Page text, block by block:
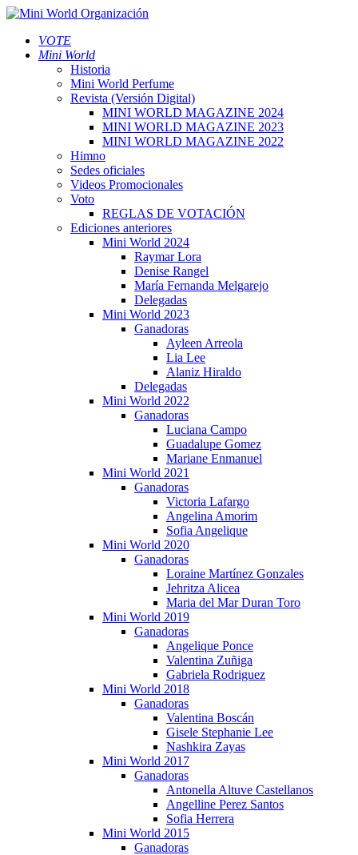
VOTE
Mini World
Historia
Mini World Perfume
Revista (Versión Digital)
MINI WORLD MAGAZINE 2024
MINI WORLD MAGAZINE 2023
MINI WORLD MAGAZINE 2022
Himno
Sedes oficiales
Videos Promocionales
Voto
REGLAS DE VOTACIÓN
Ediciones anteriores
Mini World 2024
Raymar Lora
Denise Rangel
María Fernanda Melgarejo
Delegadas
Mini World 2023
Ganadoras
Ayleen Arreola
Lia Lee
Alaniz Hiraldo
Delegadas
Mini World 2022
Ganadoras
Luciana Campo
Guadalupe Gomez
Mariane Enmanuel
Mini World 2021
Ganadoras
Victoria Lafargo
Angelina Amorim
Sofia Angelique
Mini World 2020
Ganadoras
Loraine Martínez Gonzales
Jehritza Alicea
Maria del Mar Duran Toro
Mini World 2019
Ganadoras
Angelique Ponce
Valentina Zuñiga
Gabriela Rodriguez
Mini World 2018
Ganadoras
Valentina Boscán
Gisele Stephanie Lee
Nashkira Zayas
Mini World 2017
Ganadoras
Antonella Altuve Castellanos
Angelline Perez Santos
Sofia Herrera
Mini World 2015
Ganadoras